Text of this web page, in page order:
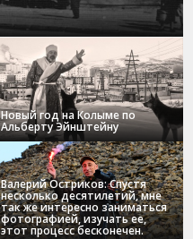
Новый год на Колыме по
Альберту Эйнштейну
Валерий Остриков: Спустя
несколько десятилетий, мне
так же интересно заниматься
фотографией, изучать ее,
этот процесс бесконечен.